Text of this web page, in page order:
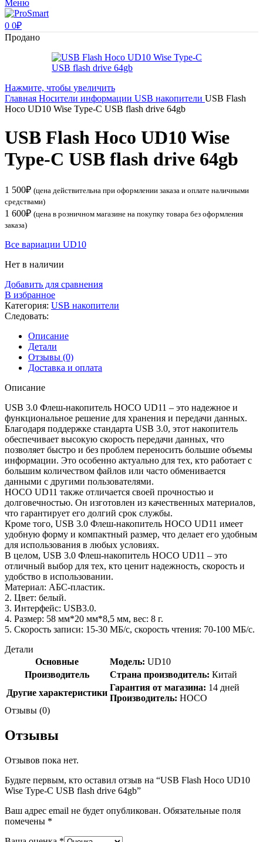
Меню
0 0₽
Продано
Нажмите, чтобы увеличить
Главная Носители информации USB накопители USB Flash
Hoco UD10 Wise Type-C USB flash drive 64gb
USB Flash Hoco UD10 Wise
Type-C USB flash drive 64gb
1 500₽ (цена действительна при оформлении заказа и оплате наличными
средствами)
1 600₽ (цена в розничном магазине на покупку товара без оформления
заказа)
Все вариации UD10
Нет в наличии
Добавить для сравнения
В избранное
Категория: USB накопители
Следовать:
Описание
Детали
Отзывы (0)
Доставка и оплата
Описание
USB 3.0 Флеш-накопитель HOCO UD11 – это надежное и
функциональное решение для хранения и передачи данных.
Благодаря поддержке стандарта USB 3.0, этот накопитель
обеспечивает высокую скорость передачи данных, что
позволяет быстро и без проблем переносить большие объемы
информации. Это особенно актуально для тех, кто работает с
большим количеством файлов или часто обменивается
данными с другими пользователями.
HOCO UD11 также отличается своей прочностью и
долговечностью. Он изготовлен из качественных материалов,
что гарантирует его долгий срок службы.
Кроме того, USB 3.0 Флеш-накопитель HOCO UD11 имеет
удобную форму и компактный размер, что делает его удобным
для использования в любых условиях.
В целом, USB 3.0 Флеш-накопитель HOCO UD11 – это
отличный выбор для тех, кто ценит надежность, скорость и
удобство в использовании.
Материал: АБС-пластик.
2. Цвет: белый.
3. Интерфейс: USB3.0.
4. Размер: 58 мм*20 мм*8,5 мм, вес: 8 г.
5. Скорость записи: 15-30 МБ/с, скорость чтения: 70-100 МБ/с.
Детали
Основные
Модель: UD10
Производитель
Страна производитель: Китай
Другие характеристики
Гарантия от магазина: 14 дней
Производитель: HOCO
Отзывы (0)
Отзывы
Отзывов пока нет.
Будьте первым, кто оставил отзыв на “USB Flash Hoco UD10
Wise Type-C USB flash drive 64gb”
Ваш адрес email не будет опубликован. Обязательные поля
помечены *